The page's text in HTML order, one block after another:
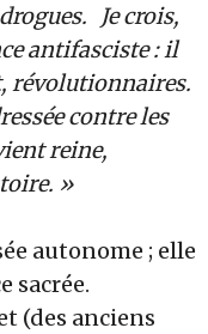
Je crois,
antifasciste : il
révolutionnaires.
contre les
reine,
»
autonome ; elle
sacrée.
(des anciens